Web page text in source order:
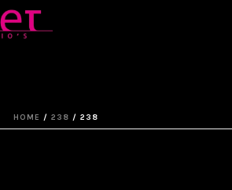
HOME / 238 / 238